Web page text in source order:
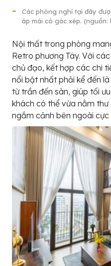
Các phòng nghỉ tại đây
áp mái có gác xép. (nguồn:
Nội thất trong phòng
Retro phương Tây. Với
chủ đạo, kết hợp các chi
nổi bật nhất phải kể đến
từ trần đến sàn, giúp tối
khách có thể vừa nằm
ngắm cảnh bên ngoài cực